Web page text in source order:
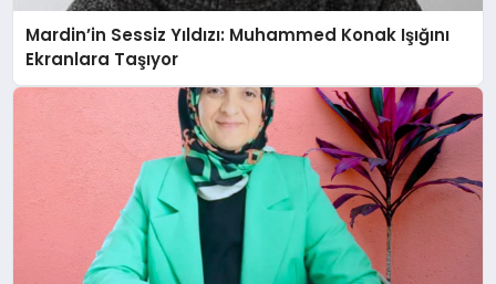
Mardin’in Sessiz Yıldızı: Muhammed Konak Işığını
Ekranlara Taşıyor